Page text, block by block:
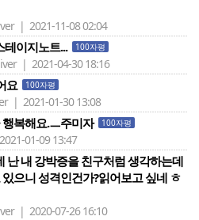
| 2021-11-08 02:04
테이지노트... 100자평
| 2021-04-30 18:16
요 100자평
| 2021-01-30 13:08
복해요.ㅡ주미자 100자평
01-09 13:47
난 내 강박증을 친구처럼 생각하는데
으니 성격인건가?읽어보고 싶네 ㅎ
| 2020-07-26 16:10